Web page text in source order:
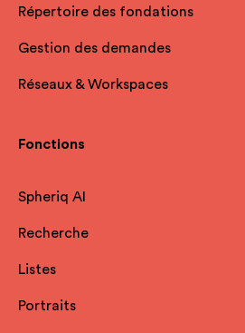
Répertoire des fondations
Gestion des demandes
Réseaux & Workspaces
Fonctions
Spheriq AI
Recherche
Listes
Portraits